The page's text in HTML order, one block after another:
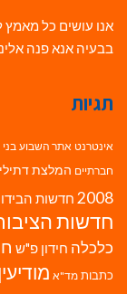
אנו עושים כל
בבעיה אנא פנה
תגיות
אינטרנט אתר השבוע
חברתיים המלצת דתילי
2008 חדשות
חדשות
כלכלה חידון פ"ש
כתבות מד"א